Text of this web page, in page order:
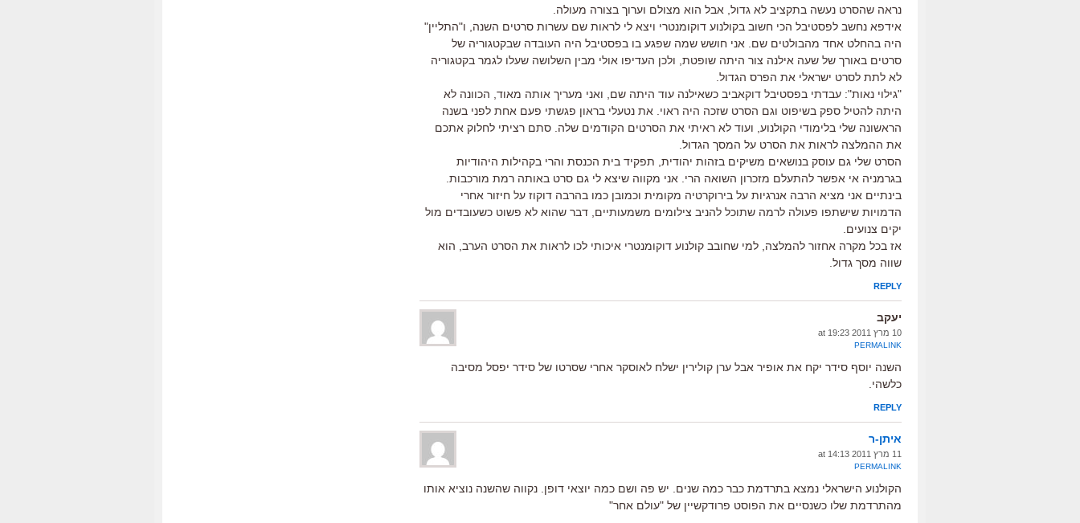
נראה שהסרט נעשה בתקציב לא גדול, אבל הוא מצולם וערוך בצורה מעולה.
אידפא נחשב לפסטיבל הכי חשוב בקולנוע דוקומנטרי ויצא לי לראות שם עשרות סרטים השנה, ו"התליין"
היה בהחלט אחד מהבולטים שם. אני חושש שמה שפגע בו בפסטיבל היה העובדה שבקטגוריה של
סרטים באורך של שעה אילנה צור היתה שופטת, ולכן העדיפו אולי מבין השלושה שעלו לגמר בקטגוריה
לא לתת לסרט ישראלי את הפרס הגדול.
"גילוי נאות": עבדתי בפסטיבל דוקאביב כשאילנה עוד היתה שם, ואני מעריך אותה מאוד, הכוונה לא
היתה להטיל ספק בשיפוט וגם הסרט שזכה היה ראוי. את נטעלי בראון פגשתי פעם אחת לפני בשנה
הראשונה שלי בלימודי הקולנוע, ועוד לא ראיתי את הסרטים הקודמים שלה. סתם רציתי לחלוק אתכם
את ההמלצה לראות את הסרט על המסך הגדול.
הסרט שלי גם עוסק בנושאים משיקים בזהות יהודית, תפקיד בית הכנסת והרי בקהילות היהודיות
בגרמניה אי אפשר להתעלם מזכרון השואה הרי. אני מקווה שיצא לי גם סרט באותה רמת מורכבות.
בינתיים אני מציא הרבה אנרגיות על בירוקרטיה מקומית וכמובן כמו בהרבה דוקוז על חיזור אחרי
הדמויות שישתפו פעולה לרמה שתוכל להניב צילומים משמעותיים, דבר שהוא לא פשוט כשעובדים מול
יקים צנועים.
אז בכל מקרה אחזור להמלצה, למי שחובב קולנוע דוקומנטרי איכותי לכו לראות את הסרט הערב, הוא
שווה מסך גדול.
REPLY
יעקב
10 מרץ 2011 at 19:23
PERMALINK
השנה יוסף סידר יקח את אופיר אבל ערן קולירין ישלח לאוסקר אחרי שסרטו של סידר יפסל מסיבה
כלשהי.
REPLY
איתן-ר
11 מרץ 2011 at 14:13
PERMALINK
הקולנוע הישראלי נמצא בתרדמת כבר כמה שנים. יש פה ושם כמה יוצאי דופן. נקווה שהשנה נוציא אותו
מהתרדמת שלו כשנסיים את הפוסט פרודקשיין של "עולם אחר"